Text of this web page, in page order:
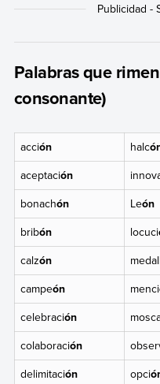
Palabras que
consonante)
acción halc
aceptación
bonachón León
bribón locuci
calzón medall
campeón menci
celebración
colaboración
delimitación opci